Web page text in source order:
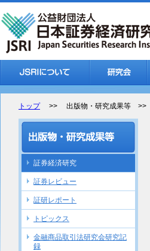
トップ>> 出版物・研究成果等 >>
証券経済研究
証券レビュー
証研レポート
トピックス
金融商品取引法研究会研究記
録